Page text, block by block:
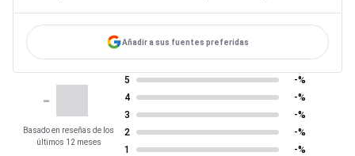
Añadir a sus fuentes preferidas
-
Basado en reseñas de los
últimos 12 meses
5
-%
4
-%
3
-%
2
-%
1
-%